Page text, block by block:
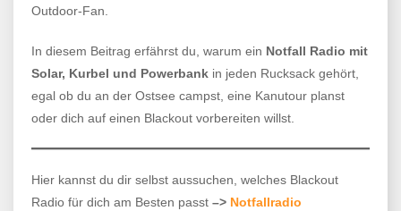
Outdoor-Fan.
In diesem Beitrag erfährst du, warum ein Notfall Radio mit
Solar, Kurbel und Powerbank in jeden Rucksack gehört,
egal ob du an der Ostsee campst, eine Kanutour planst
oder dich auf einen Blackout vorbereiten willst.
Hier kannst du dir selbst aussuchen, welches Blackout
Radio für dich am Besten passt –> Notfallradio